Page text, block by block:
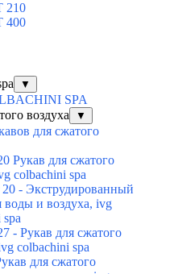
210
400
▼
SPA
воздуха
▼
для сжатого
Рукав для сжатого
colbachini spa
- Экструдированный
воды и воздуха, ivg
spa
- Рукав для сжатого
colbachini spa
для сжатого